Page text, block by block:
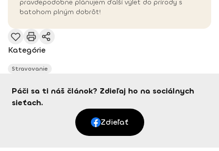
pravdepodobne plánujem ďalší výlet do prírody s
batohom plným dobrôt!
Kategórie
Stravovanie
Páči sa ti náš článok? Zdieľaj ho na sociálnych
sieťach.
Zdieľať